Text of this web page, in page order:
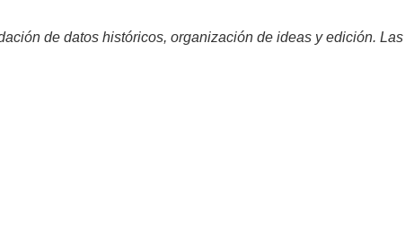
de datos históricos, organización de ideas y edición. Las